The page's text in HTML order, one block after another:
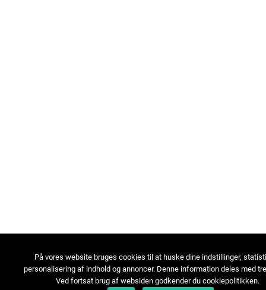
På vores website bruges cookies til at huske dine indstillinger,
personalisering af indhold og annoncer. Denne information deles med
Ved fortsat brug af websiden godkender du cookiepolitikken.